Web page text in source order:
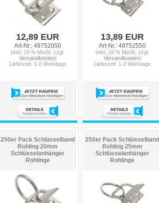
12,89 EUR
Art-Nr.: 49752050
(inkl. 19 % MwSt. zzgl.
Versandkosten)
Lieferzeit: 1-2 Werktage
13,89 EUR
Art-Nr.: 49752550
(inkl. 19 % MwSt. zzgl.
Versandkosten)
Lieferzeit: 1-2 Werktage
250er Pack Schlüsselband
Rohling 20mm
Schlüsselanhänger
Rohlinge
250er Pack Schlüsselband
Rohling 25mm
Schlüsselanhänger
Rohlinge